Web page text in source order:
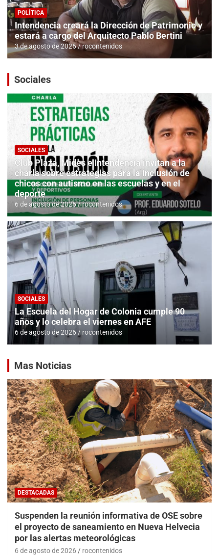
POLÍTICA
Intendencia creará la Dirección de Patrimonio y
estará a cargo del Arquitecto Pablo Bertini
3 de agosto de 2026 rocontenidos
Sociales
SOCIALES
Club Plaza, Mides e Intendencia invitan a la
charla sobre estrategias para la inclusión de
chicos con autismo en las escuelas y en el
deporte
6 de agosto de 2026 rocontenidos
SOCIALES
La Escuela del Hogar de Colonia cumple 90
años y lo celebra el viernes en AFE
6 de agosto de 2026 rocontenidos
Mas Noticias
DESTACADAS
Suspenden la reunión informativa de OSE sobre
el proyecto de saneamiento en Nueva Helvecia
por las alertas meteorológicas
6 de agosto de 2026 rocontenidos